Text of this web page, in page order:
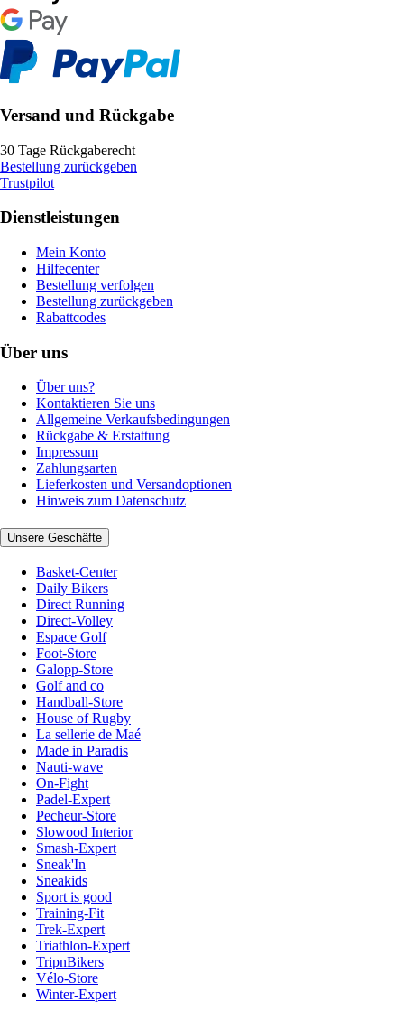
Versand und Rückgabe
30 Tage Rückgaberecht
Bestellung zurückgeben
Trustpilot
Dienstleistungen
Mein Konto
Hilfecenter
Bestellung verfolgen
Bestellung zurückgeben
Rabattcodes
Über uns
Über uns?
Kontaktieren Sie uns
Allgemeine Verkaufsbedingungen
Rückgabe & Erstattung
Impressum
Zahlungsarten
Lieferkosten und Versandoptionen
Hinweis zum Datenschutz
Unsere Geschäfte
Basket-Center
Daily Bikers
Direct Running
Direct-Volley
Espace Golf
Foot-Store
Galopp-Store
Golf and co
Handball-Store
House of Rugby
La sellerie de Maé
Made in Paradis
Nauti-wave
On-Fight
Padel-Expert
Pecheur-Store
Slowood Interior
Smash-Expert
Sneak'In
Sneakids
Sport is good
Training-Fit
Trek-Expert
Triathlon-Expert
TripnBikers
Vélo-Store
Winter-Expert